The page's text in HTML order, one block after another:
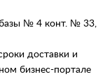
базы № 4 конт. № 33,
доставки и
бизнес-портале